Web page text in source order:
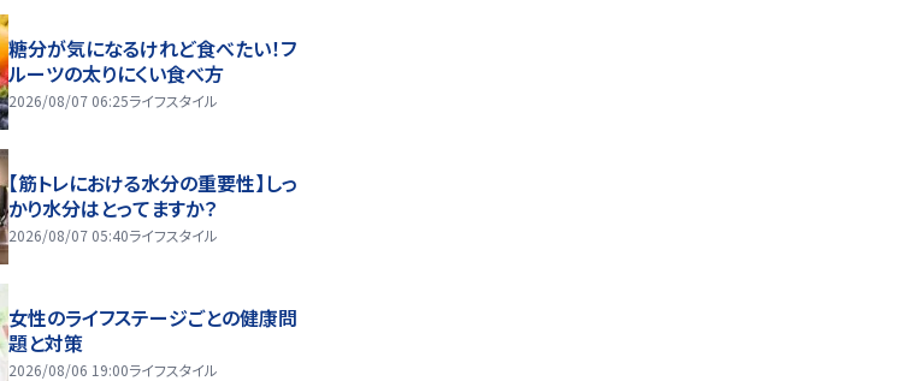
糖分が気になるけれど食べたい！フ
ルーツの太りにくい食べ方
2026/08/07 06:25ライフスタイル
【筋トレにおける水分の重要性】しっ
かり水分はとってますか？
2026/08/07 05:40ライフスタイル
女性のライフステージごとの健康問
題と対策
2026/08/06 19:00ライフスタイル